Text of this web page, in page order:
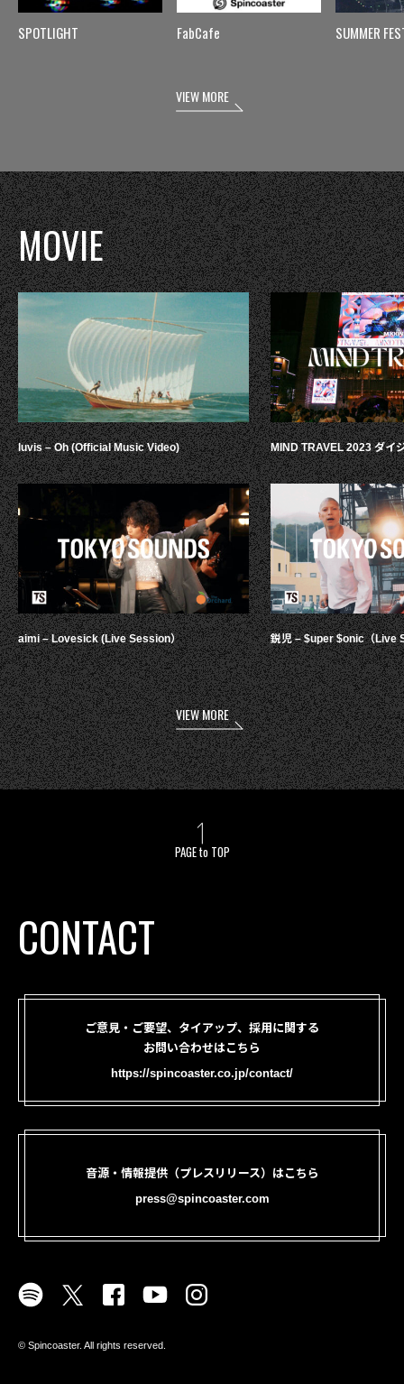
SPOTLIGHT FabCafe SUMMER
VIEW MORE
MOVIE
luvis – Oh (Official Music Video)
aimi – Lovesick (Live Session）
MIND TRAVEL 2023 ダイ
鋭児 – $uper $onic（Live
VIEW MORE
PAGE to TOP
CONTACT
ご意見・ご要望、タイアップ、採用に関する
お問い合わせはこちら
https://spincoaster.co.jp/contact/
音源・情報提供（プレスリリース）はこちら
press@spincoaster.com
©︎ Spincoaster. All rights reserved.